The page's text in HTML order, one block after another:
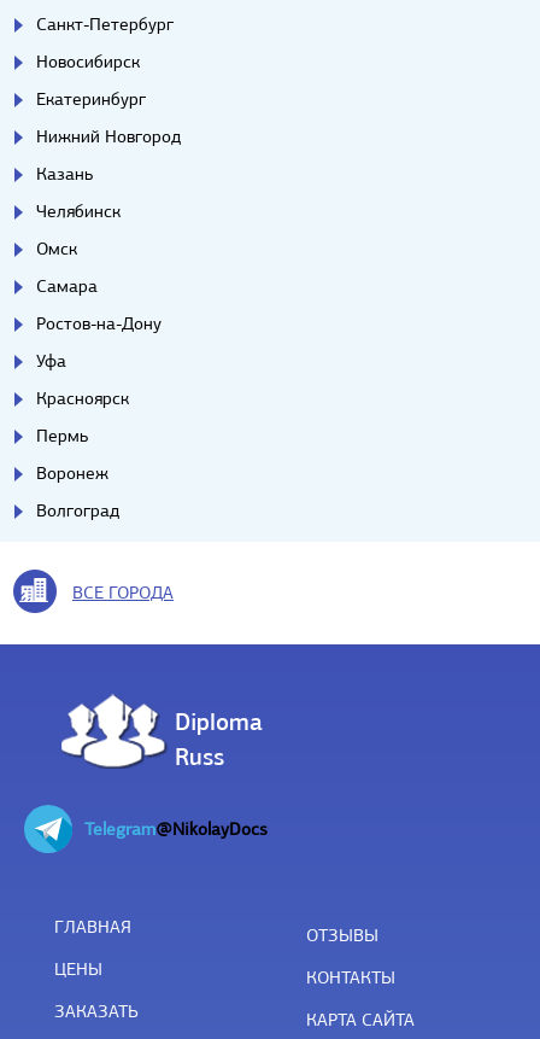
Санкт-Петербург
Новосибирск
Екатеринбург
Нижний Новгород
Казань
Челябинск
Омск
Самара
Ростов-на-Дону
Уфа
Красноярск
Пермь
Воронеж
Волгоград
ВСЕ ГОРОДА
Diploma
Russ
Telegram@NikolayDocs
ГЛАВНАЯ
ЦЕНЫ
ЗАКАЗАТЬ
ОТЗЫВЫ
КОНТАКТЫ
КАРТА САЙТА